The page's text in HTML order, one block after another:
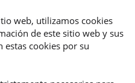
web, utilizamos cookies
de este sitio web y sus
estas cookies por su